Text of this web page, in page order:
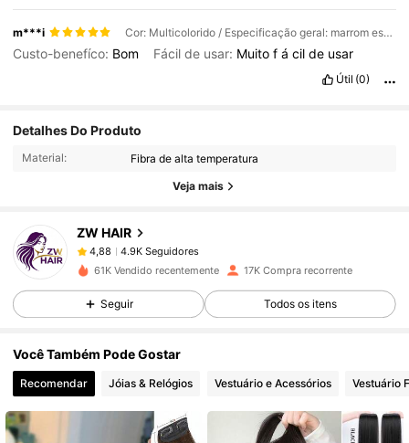
m***i Cor: Multicolorido / Especificação geral: marrom escuro / Comprimento da peruca: 10 Inch
Custo-benefíco: Bom Fácil de usar: Muitofácilde usar
Útil (0)
Detalhes Do Produto
Material: Fibra de alta temperatura
Veja mais
ZW HAIR
4,88
4.9K Seguidores
i***5 pago1 dia atrás
4,88 4.9K Seguidores
4,88 4.9K Seguidores
4.9K Seguidores
61K Vendido recentemente 17K Compra recorrente
Seguir Todos os itens
Você Também Pode Gostar
Recomendar Jóias & Relógios Vestuário e Acessórios Vestuário